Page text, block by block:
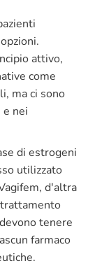
attivo,
come
ma ci sono
nei
di estrogeni
utilizzato
d'altra
tenere
farmaco